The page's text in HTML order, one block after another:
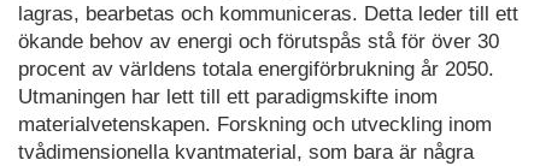
lagras, bearbetas och kommuniceras. Detta leder till ett
ökande behov av energi och förutspås stå för över 30
procent av världens totala energiförbrukning år 2050.
Utmaningen har lett till ett paradigmskifte inom
materialvetenskapen. Forskning och utveckling inom
tvådimensionella kvantmaterial, som bara är några